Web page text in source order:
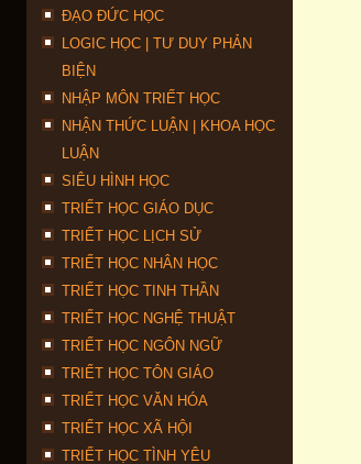
ĐẠO ĐỨC HỌC
LOGIC HỌC | TƯ DUY PHẢN
BIỆN
NHẬP MÔN TRIẾT HỌC
NHẬN THỨC LUẬN | KHOA HỌC
LUẬN
SIÊU HÌNH HỌC
TRIẾT HỌC GIÁO DỤC
TRIẾT HỌC LỊCH SỬ
TRIẾT HỌC NHÂN HỌC
TRIẾT HỌC TINH THẦN
TRIẾT HỌC NGHỆ THUẬT
TRIẾT HỌC NGÔN NGỮ
TRIẾT HỌC TÔN GIÁO
TRIẾT HỌC VĂN HÓA
TRIẾT HỌC XÃ HỘI
TRIẾT HỌC TÌNH YÊU